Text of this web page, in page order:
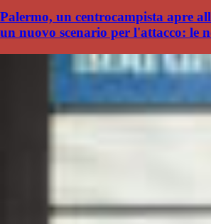
Palermo, un centrocampista apre
un nuovo scenario per l'attacco: le